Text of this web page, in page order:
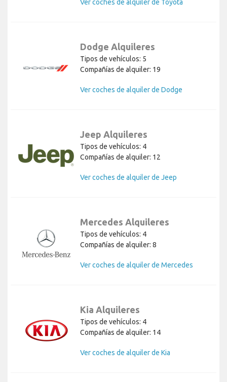
Ver coches de alquiler de Toyota
Dodge Alquileres
Tipos de vehículos: 5
Compañías de alquiler: 19
Ver coches de alquiler de Dodge
Jeep Alquileres
Tipos de vehículos: 4
Compañías de alquiler: 12
Ver coches de alquiler de Jeep
Mercedes Alquileres
Tipos de vehículos: 4
Compañías de alquiler: 8
Ver coches de alquiler de Mercedes
Kia Alquileres
Tipos de vehículos: 4
Compañías de alquiler: 14
Ver coches de alquiler de Kia